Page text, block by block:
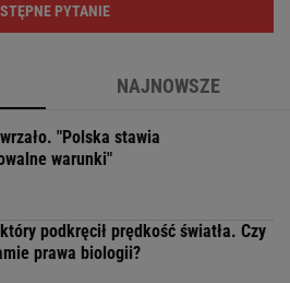
PYTANIE
NAJNOWSZE
"Polska stawia
warunki"
podkręcił prędkość światła. Czy
prawa biologii?